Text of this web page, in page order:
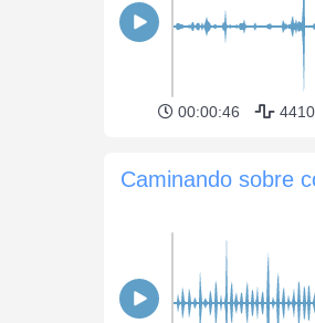
00:00:46
Caminando sobre